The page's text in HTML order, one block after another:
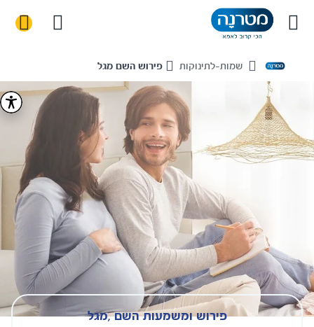
Home שמות-לתינוקות פירוש השם מגל
פירוש ומשמעות השם ,מגל